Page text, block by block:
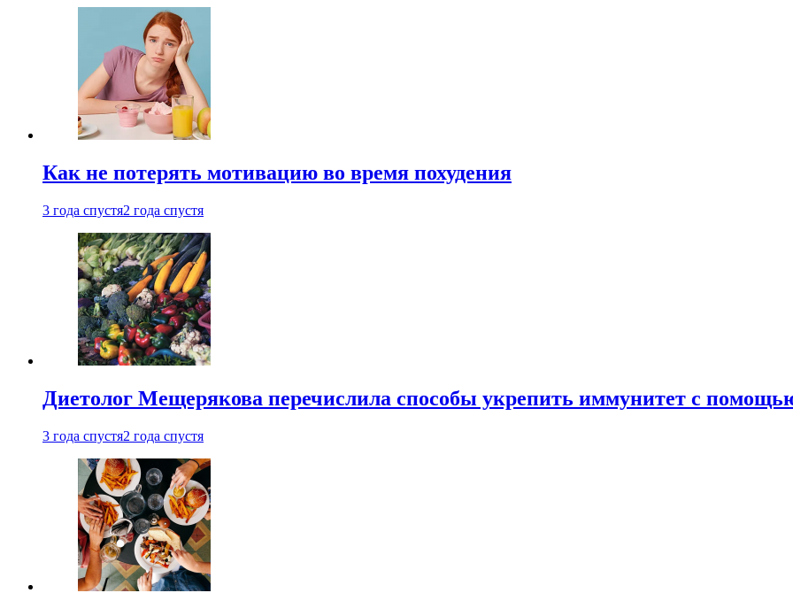
Как не потерять мотивацию во время похудения
3 года спустя2 года спустя
Диетолог Мещерякова перечислила способы укрепить иммунитет с
3 года спустя2 года спустя